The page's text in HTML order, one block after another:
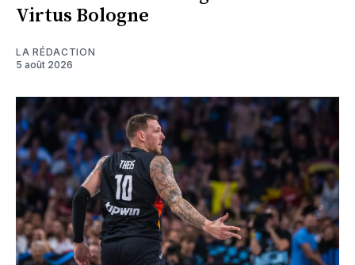
Virtus Bologne
LA RÉDACTION
5 août 2026